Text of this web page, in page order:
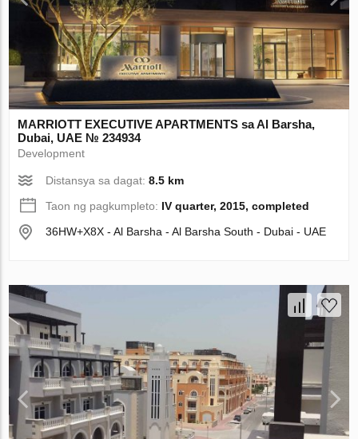
MARRIOTT EXECUTIVE APARTMENTS sa Al Barsha,
Dubai, UAE № 234934
Development
Distansya sa dagat:8.5 km
Taon ng pagkumpleto: IV quarter, 2015, completed
36HW+X8X - Al Barsha - Al Barsha South - Dubai - UAE